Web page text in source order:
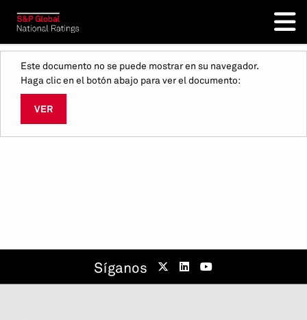
Este documento no se puede mostrar en su navegador.
Haga clic en el botón abajo para ver el documento:
VER
Síganos